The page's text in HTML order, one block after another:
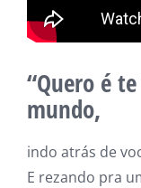
“Quero é
mundo,
indo atrás de
E rezando pra